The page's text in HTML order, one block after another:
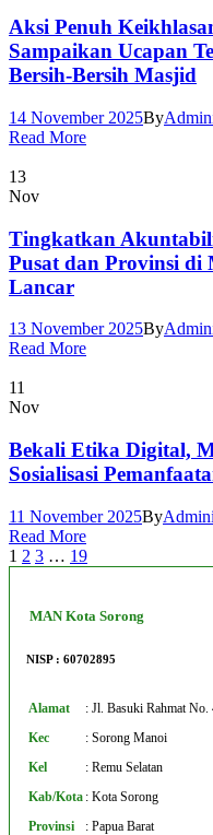
Aksi Penuh
Sampaikan Ucapan
Bersih-Bersih Masjid
14 November 2025By
Read More
13
Nov
Tingkatkan
Pusat dan Provinsi
Lancar
13 November 2025By
Read More
11
Nov
Bekali Etika Digital,
Sosialisasi
11 November 2025By
Read More
1 2 3 … 19
MAN Kota Sorong
NISP : 60702895
Alamat : Jl. Basuki Rahmat No.
Kec
: Sorong Manoi
Kel
: Remu Selatan
Kab/Kota : Kota Sorong
Provinsi
: Papua Barat